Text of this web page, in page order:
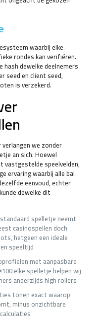
waarbij elke
rondes kan verifiëren.
hash dewelke deelnemers
seed en client seed,
is verzekerd.
we zonder
an sich. Hoewel
speelvelden,
ervaring waarbij alle bal
eenvoud, echter
dewelke dit
spelletje neemt
casinospellen doch
hetgeen een ideale
speeltijd
met aanpasbare
elke spelletje helpen wij
anderzijds high rollers
tonen exact waarop
minus onzichtbare